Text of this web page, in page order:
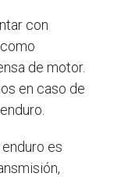
con
de motor.
en caso de
es